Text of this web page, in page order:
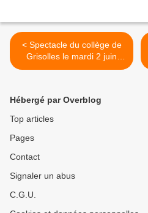
< Spectacle du collège de
Grisolles le mardi 2 juin
2026
Hébergé par Overblog
Top articles
Pages
Contact
Signaler un abus
C.G.U.